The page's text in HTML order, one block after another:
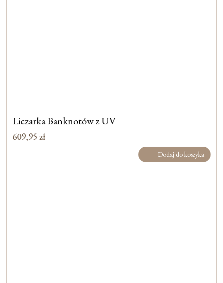
Liczarka Banknotów z UV
609,95 zł
Dodaj do koszyka